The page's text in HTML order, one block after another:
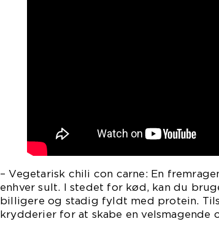
– Vegetarisk chili con carne: En
enhver sult. I stedet for kød, kan du
billigere og stadig fyldt med protein.
krydderier for at skabe en velsmagende